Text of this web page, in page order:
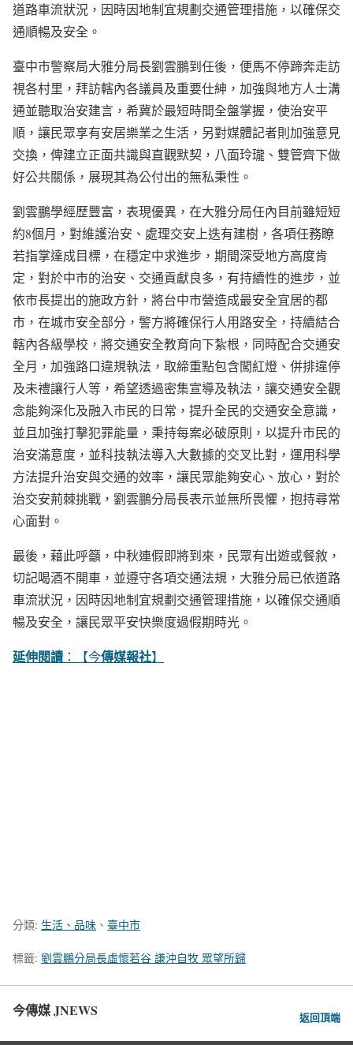
道路車流狀況，因時因地制宜規劃交通管理措施，以確保交
通順暢及安全。
臺中市警察局大雅分局長劉雲鵬到任後，便馬不停蹄奔走訪
視各村里，拜訪轄內各議員及重要仕紳，加強與地方人士溝
通並聽取治安建言，希冀於最短時間全盤掌握，使治安平
順，讓民眾享有安居樂業之生活，另對媒體記者則加強意見
交換，俾建立正面共識與直觀默契，八面玲瓏、雙管齊下做
好公共關係，展現其為公付出的無私秉性。
劉雲鵬學經歷豐富，表現優異，在大雅分局任內目前雖短短
約8個月，對維護治安、處理交安上迭有建樹，各項任務瞭
若指掌達成目標，在穩定中求進步，期間深受地方高度肯
定，對於中市的治安、交通貢獻良多，有持續性的進步，並
依市長提出的施政方針，將台中市營造成最安全宜居的都
市，在城市安全部分，警方將確保行人用路安全，持續結合
轄內各級學校，將交通安全教育向下紮根，同時配合交通安
全月，加強路口違規執法，取締重點包含闖紅燈、併排違停
及未禮讓行人等，希望透過密集宣導及執法，讓交通安全觀
念能夠深化及融入市民的日常，提升全民的交通安全意識，
並且加強打擊犯罪能量，秉持每案必破原則，以提升市民的
治安滿意度，並科技執法導入大數據的交叉比對，運用科學
方法提升治安與交通的效率，讓民眾能夠安心、放心，對於
治交安荊棘挑戰，劉雲鵬分局長表示並無所畏懼，抱持尋常
心面對。
最後，藉此呼籲，中秋連假即將到來，民眾有出遊或餐敘，
切記喝酒不開車，並遵守各項交通法規，大雅分局已依道路
車流狀況，因時因地制宜規劃交通管理措施，以確保交通順
暢及安全，讓民眾平安快樂度過假期時光。
延伸閱讀 ：【今傳媒報社】
分類: 生活、品味 、 臺中市
標籤: 劉雲鵬分局長虛懷若谷 謙沖自牧 眾望所歸
今傳媒 JNEWS 返回頂端